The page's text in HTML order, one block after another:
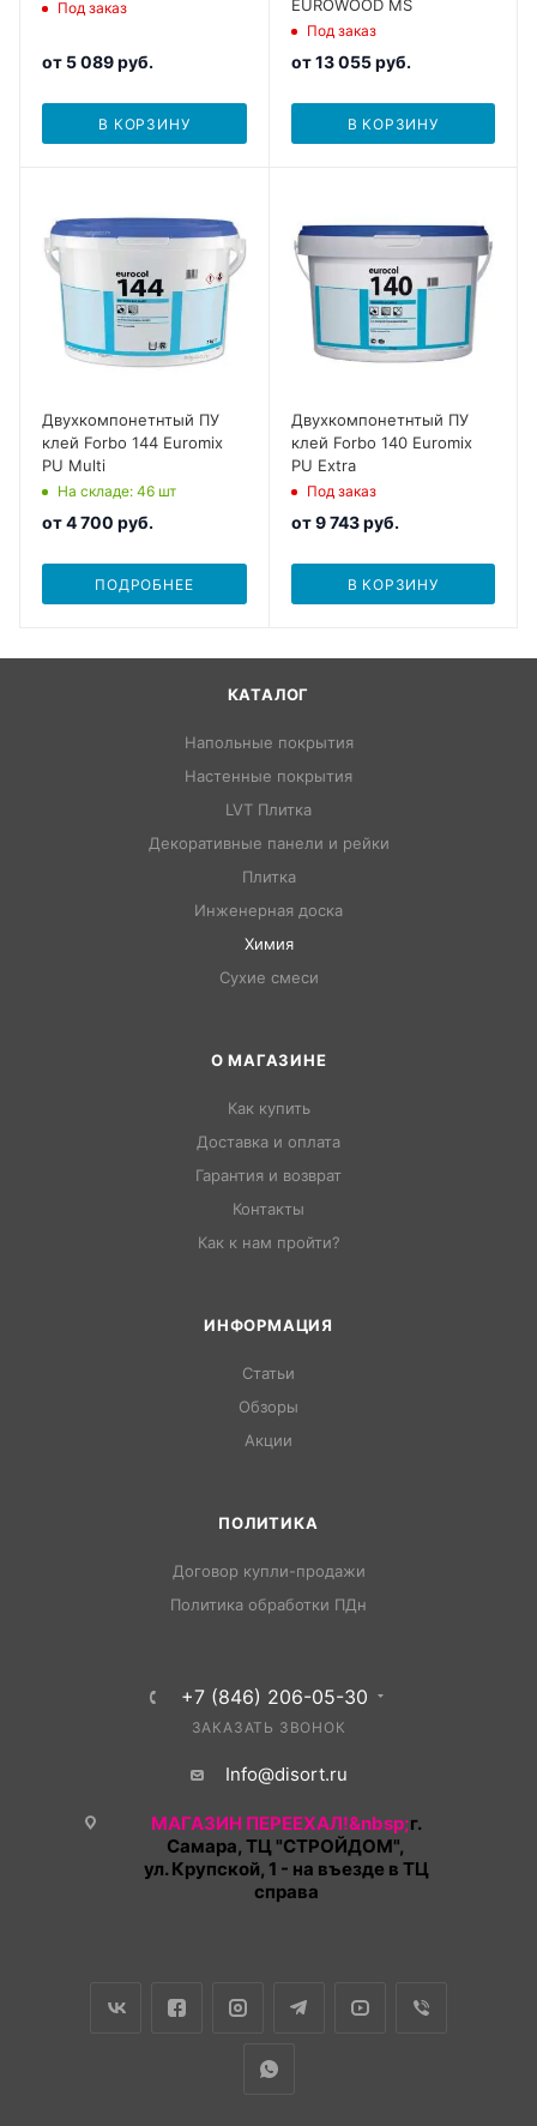
Под заказ
от 5 089 руб.
В КОРЗИНУ
EUROWOOD MS
Под заказ
от13 055 руб.
В КОРЗИНУ
Двухкомпонетнтый ПУ
клей Forbo 144 Euromix
PU Multi
На складе: 46 шт
от4 700 руб.
ПОДРОБНЕЕ
Двухкомпонетнтый ПУ
клей Forbo 140 Euromix
PU Extra
Под заказ
от9 743 руб.
В КОРЗИНУ
КАТАЛОГ
Напольные покрытия
Настенные покрытия
LVT Плитка
Декоративные панели и рейки
Плитка
Инженерная доска
Химия
Сухие смеси
О МАГАЗИНЕ
Как купить
Доставка и оплата
Гарантия и возврат
Контакты
Как к нам пройти?
ИНФОРМАЦИЯ
Статьи
Обзоры
Акции
ПОЛИТИКА
Договор купли-продажи
Политика обработки ПДн
+7 (846) 206-05-30
ЗАКАЗАТЬ ЗВОНОК
Info@disort.ru
МАГАЗИН ПЕРЕЕХАЛ!&nbsp;г.
Самара, ТЦ "СТРОЙДОМ",
ул. Крупской, 1 - на въезде в ТЦ
справа